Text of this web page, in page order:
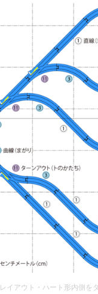
レイアウト・ハート形内側を